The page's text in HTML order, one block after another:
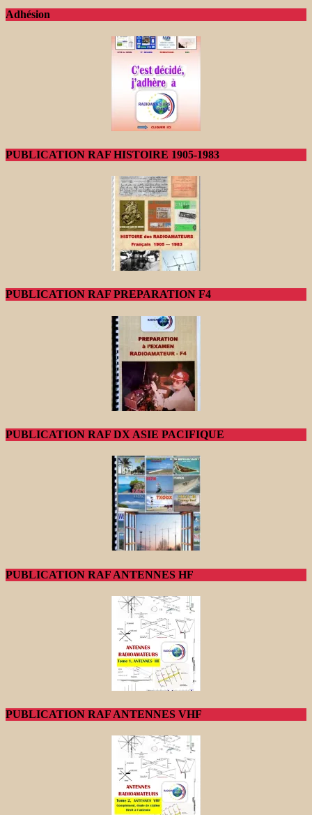
Adhésion
PUBLICATION RAF HISTOIRE 1905-1983
PUBLICATION RAF PREPARATION F4
PUBLICATION RAF DX ASIE PACIFIQUE
PUBLICATION RAF ANTENNES HF
PUBLICATION RAF ANTENNES VHF